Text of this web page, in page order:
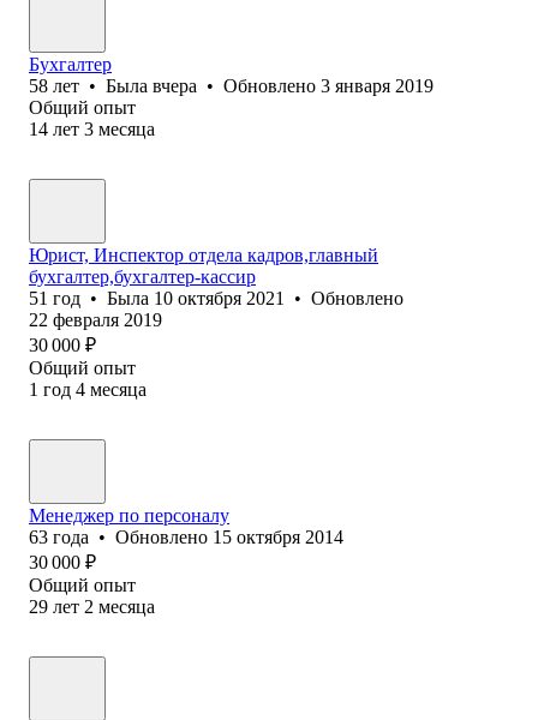
Бухгалтер
58 лет • Была вчера • Обновлено 3 января 2019
Общий опыт
14 лет 3 месяца
Юрист, Инспектор отдела кадров,главный
бухгалтер,бухгалтер-кассир
51 год • Была 10 октября 2021 • Обновлено
22 февраля 2019
30 000 ₽
Общий опыт
1 год 4 месяца
Менеджер по персоналу
63 года • Обновлено 15 октября 2014
30 000 ₽
Общий опыт
29 лет 2 месяца